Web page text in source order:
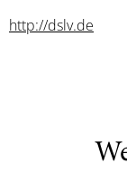
http://dslv.de